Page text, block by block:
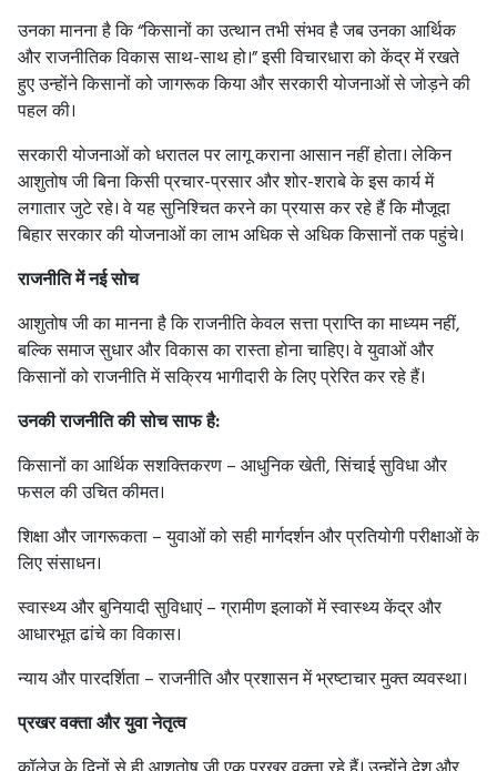
उनका मानना है कि “किसानों का उत्थान तभी संभव है जब उनका आर्थिक
और राजनीतिक विकास साथ-साथ हो।” इसी विचारधारा को केंद्र में रखते
हुए उन्होंने किसानों को जागरूक किया और सरकारी योजनाओं से जोड़ने की
पहल की।
सरकारी योजनाओं को धरातल पर लागू कराना आसान नहीं होता। लेकिन
आशुतोष जी बिना किसी प्रचार-प्रसार और शोर-शराबे के इस कार्य में
लगातार जुटे रहे। वे यह सुनिश्चित करने का प्रयास कर रहे हैं कि मौजूदा
बिहार सरकार की योजनाओं का लाभ अधिक से अधिक किसानों तक पहुंचे।
राजनीति में नई सोच
आशुतोष जी का मानना है कि राजनीति केवल सत्ता प्राप्ति का माध्यम नहीं,
बल्कि समाज सुधार और विकास का रास्ता होना चाहिए। वे युवाओं और
किसानों को राजनीति में सक्रिय भागीदारी के लिए प्रेरित कर रहे हैं।
उनकी राजनीति की सोच साफ है:
किसानों का आर्थिक सशक्तिकरण – आधुनिक खेती, सिंचाई सुविधा और
फसल की उचित कीमत।
शिक्षा और जागरूकता – युवाओं को सही मार्गदर्शन और प्रतियोगी परीक्षाओं के
लिए संसाधन।
स्वास्थ्य और बुनियादी सुविधाएं – ग्रामीण इलाकों में स्वास्थ्य केंद्र और
आधारभूत ढांचे का विकास।
न्याय और पारदर्शिता – राजनीति और प्रशासन में भ्रष्टाचार मुक्त व्यवस्था।
प्रखर वक्ता और युवा नेतृत्व